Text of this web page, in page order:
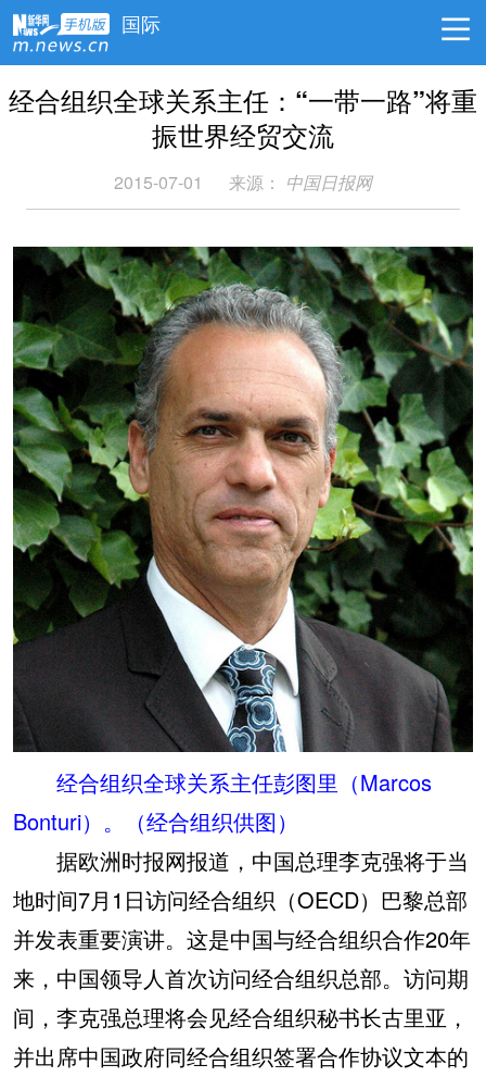
国际
经合组织全球关系主任：“一带一路”将重
振世界经贸交流
2015-07-01 来源： 中国日报网
经合组织全球关系主任彭图里（Marcos
Bonturi）。（经合组织供图）
据欧洲时报网报道，中国总理李克强将于当
地时间7月1日访问经合组织（OECD）巴黎总部
并发表重要演讲。这是中国与经合组织合作20年
来，中国领导人首次访问经合组织总部。访问期
间，李克强总理将会见经合组织秘书长古里亚，
并出席中国政府同经合组织签署合作协议文本的